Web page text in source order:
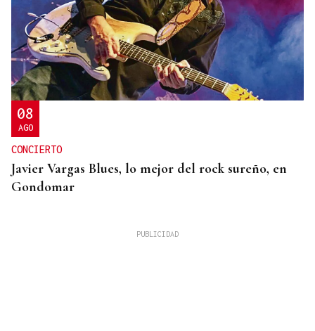
08
AGO
CONCIERTO
Javier Vargas Blues, lo mejor del rock sureño, en
Gondomar